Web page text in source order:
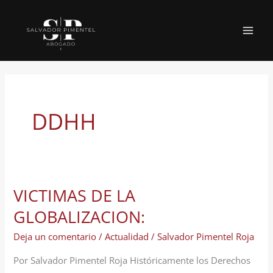
DDHH
VICTIMAS DE LA
GLOBALIZACION:
Deja un comentario /Actualidad /Salvador Pimentel Roja
Por Salvador Pimentel Roja Históricamente los Derechos